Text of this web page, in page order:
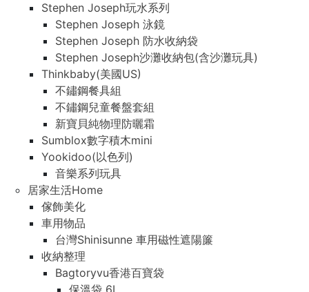
Stephen Joseph玩水系列
Stephen Joseph 泳鏡
Stephen Joseph 防水收納袋
Stephen Joseph沙灘收納包(含沙灘玩具)
Thinkbaby(美國US)
不鏽鋼餐具組
不鏽鋼兒童餐盤套組
新寶貝純物理防曬霜
Sumblox數字積木mini
Yookidoo(以色列)
音樂系列玩具
居家生活Home
傢飾美化
車用物品
台灣Shinisunne 車用磁性遮陽簾
收納整理
Bagtoryvu香港百寶袋
保溫袋 6L